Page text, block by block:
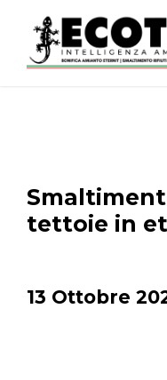
tettoie in
13 Ottobre